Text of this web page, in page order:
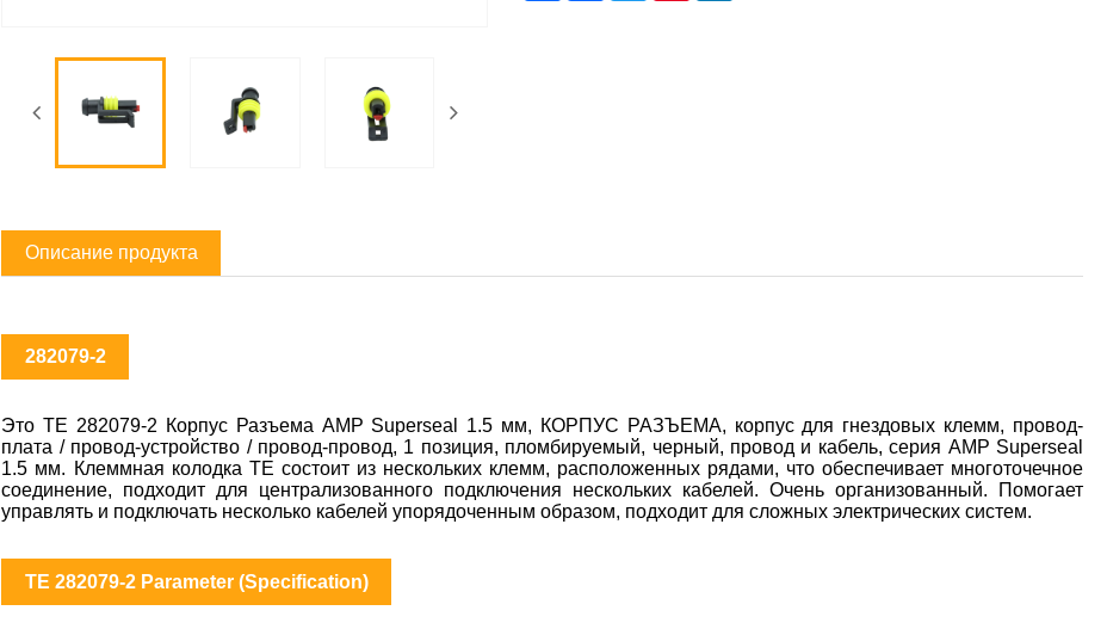
Описание продукта
282079-2
Это TE 282079-2 Корпус Разъема AMP Superseal 1.5 мм, КОРПУС РАЗЪЕМА, корпус для гнездовых клемм, провод-
плата / провод-устройство / провод-провод, 1 позиция, пломбируемый, черный, провод и кабель, серия AMP Superseal
1.5 мм. Клеммная колодка TE состоит из нескольких клемм, расположенных рядами, что обеспечивает многоточечное
соединение, подходит для централизованного подключения нескольких кабелей. Очень организованный. Помогает
управлять и подключать несколько кабелей упорядоченным образом, подходит для сложных электрических систем.
TE 282079-2 Parameter (Specification)